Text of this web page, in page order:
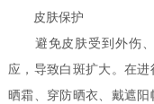
皮肤保护
避免皮肤受到外伤、
应，导致白斑扩大。在
晒霜、穿防晒衣、戴遮